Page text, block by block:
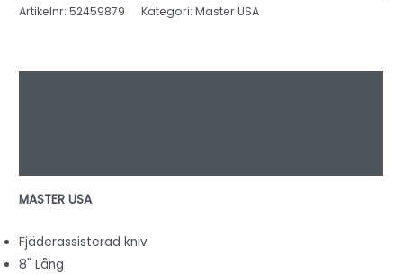
Artikelnr:52459879 Kategori:Master USA
MASTER USA
Fjäderassisterad kniv
8" Lång